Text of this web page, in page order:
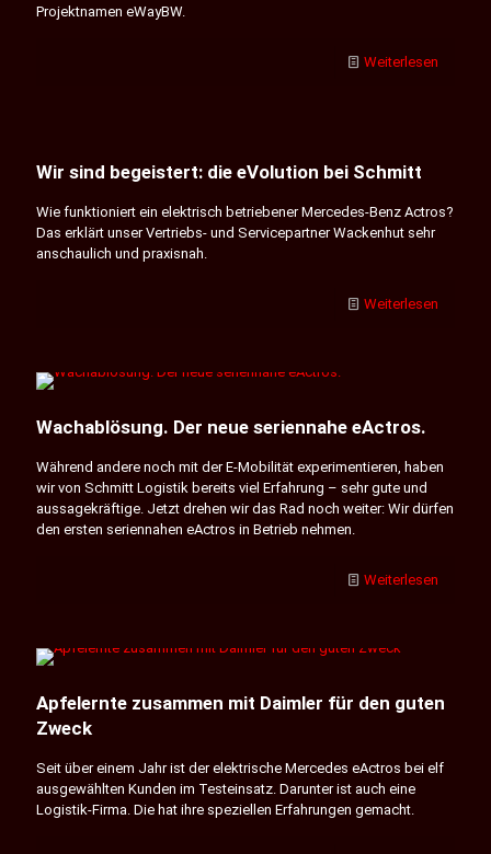
Projektnamen eWayBW.
Weiterlesen
Wir sind begeistert: die eVolution bei Schmitt
Wie funktioniert ein elektrisch betriebener Mercedes-Benz Actros?
Das erklärt unser Vertriebs- und Servicepartner Wackenhut sehr
anschaulich und praxisnah.
Weiterlesen
Wachablösung. Der neue seriennahe eActros.
Während andere noch mit der E-Mobilität experimentieren, haben
wir von Schmitt Logistik bereits viel Erfahrung – sehr gute und
aussagekräftige. Jetzt drehen wir das Rad noch weiter: Wir dürfen
den ersten seriennahen eActros in Betrieb nehmen.
Weiterlesen
Apfelernte zusammen mit Daimler für den guten
Zweck
Seit über einem Jahr ist der elektrische Mercedes eActros bei elf
ausgewählten Kunden im Testeinsatz. Darunter ist auch eine
Logistik-Firma. Die hat ihre speziellen Erfahrungen gemacht.